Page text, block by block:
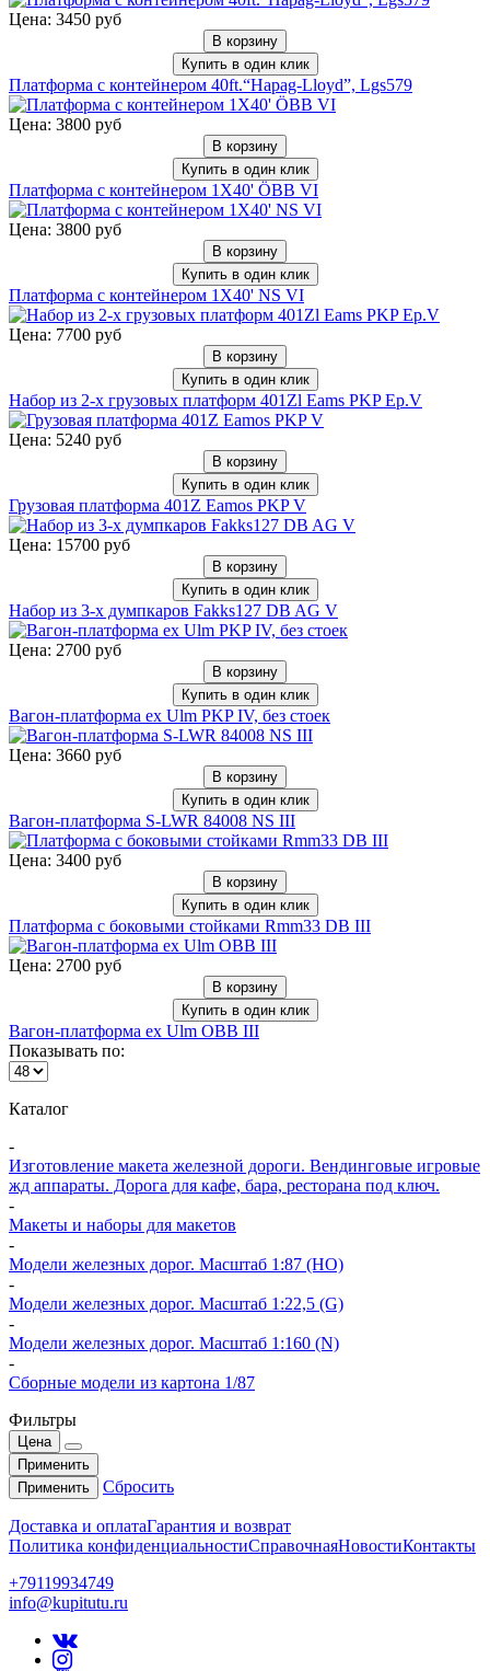
Цена: 3450 руб
В корзину
Купить в один клик
Платформа с контейнером 40ft.“Hapag-Lloyd”, Lgs579
Цена: 3800 руб
В корзину
Купить в один клик
Платформа с контейнером 1X40' ÖBB VI
Цена: 3800 руб
В корзину
Купить в один клик
Платформа с контейнером 1X40' NS VI
Цена: 7700 руб
В корзину
Купить в один клик
Набор из 2-х грузовых платформ 401Zl Eams PKP Ep.V
Цена: 5240 руб
В корзину
Купить в один клик
Грузовая платформа 401Z Eamos PKP V
Цена: 15700 руб
В корзину
Купить в один клик
Набор из 3-х думпкаров Fakks127 DB AG V
Цена: 2700 руб
В корзину
Купить в один клик
Вагон-платформа ex Ulm PKP IV, без стоек
Цена: 3660 руб
В корзину
Купить в один клик
Вагон-платформа S-LWR 84008 NS III
Цена: 3400 руб
В корзину
Купить в один клик
Платформа с боковыми стойками Rmm33 DB III
Цена: 2700 руб
В корзину
Купить в один клик
Вагон-платформа ex Ulm OBB III
Показывать по:
Каталог
-
Изготовление макета железной дороги. Вендинговые игровые
жд аппараты. Дорога для кафе, бара, ресторана под ключ.
-
Макеты и наборы для макетов
-
Модели железных дорог. Масштаб 1:87 (HO)
-
Модели железных дорог. Масштаб 1:22,5 (G)
-
Модели железных дорог. Масштаб 1:160 (N)
-
Сборные модели из картона 1/87
Фильтры
Цена
Применить
Применить
Сбросить
Доставка и оплатаГарантия и возврат
Политика конфиденциальностиСправочнаяНовостиКонтакты
+79119934749
info@kupitutu.ru